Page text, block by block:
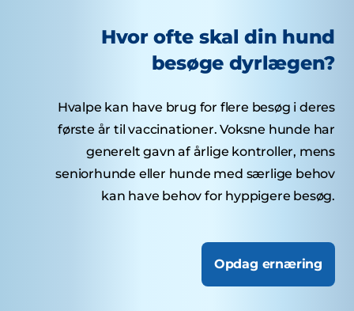
Hvor ofte skal din hund
besøge dyrlægen?
Hvalpe kan have brug for flere besøg i deres
første år til vaccinationer. Voksne hunde har
generelt gavn af årlige kontroller, mens
seniorhunde eller hunde med særlige behov
kan have behov for hyppigere besøg.
Opdag ernæring